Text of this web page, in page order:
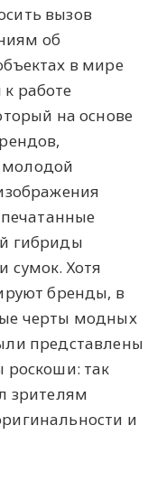
вызов
об
в мире
работе
на основе
гибриды
сумок. Хотя
бренды, в
черты модных
представлены
роскоши: так
зрителям
и